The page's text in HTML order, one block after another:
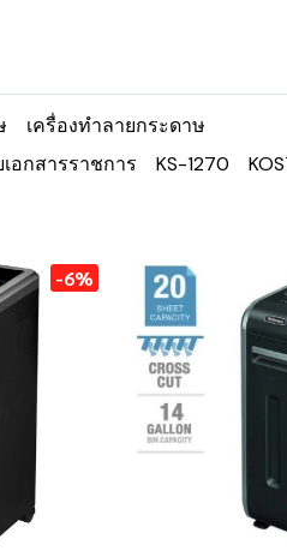
เครื่องทำลายกระดาษ
อกสารราชการ KS-1270
-6%